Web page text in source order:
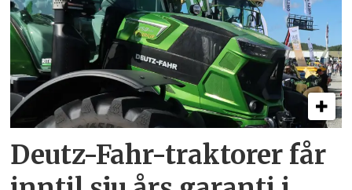
Deutz-Fahr-traktorer får